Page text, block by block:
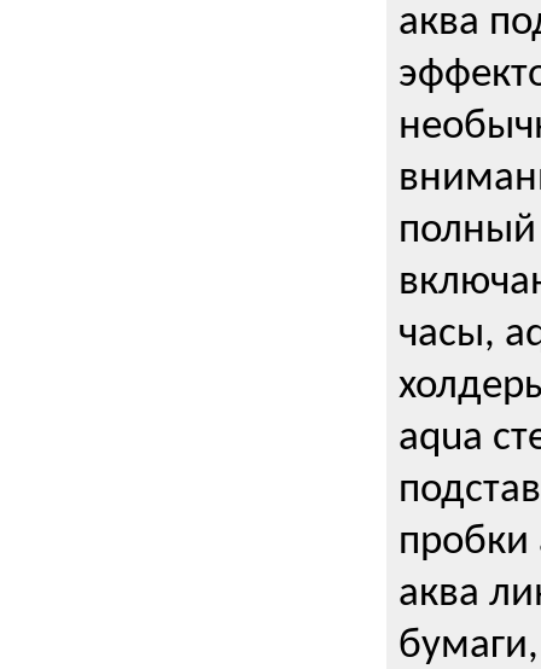
аква
полный
часы,
aqua
пробки
аква